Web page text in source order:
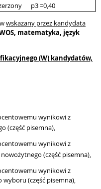
p3=0,40
wskazany przez kandydata
matematyka, język
(W) kandydatów,
wynikowi z
(część pisemna),
wynikowi z
(część pisemna),
wynikowi z
(część pisemna),